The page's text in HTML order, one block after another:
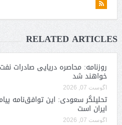
RELATED ARTICLES
روزنامه: محاصره دریایی صادرات
خواهند شد
آگوست 07, 2026
تحلیلگر سعودی: این توافق‌نامه
ایران است
آگوست 07, 2026